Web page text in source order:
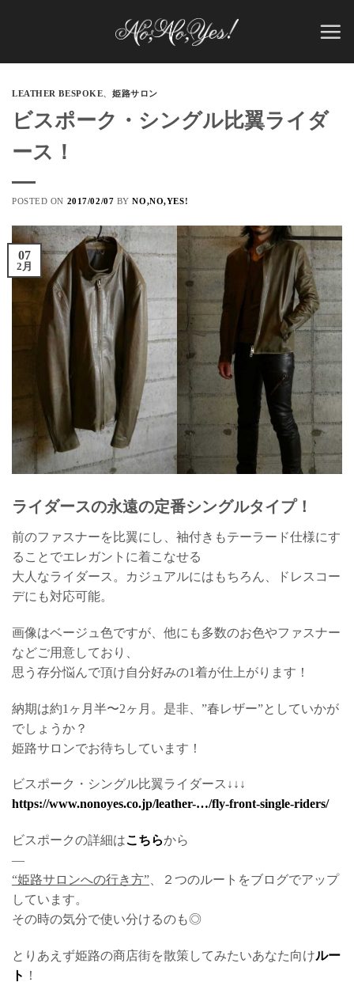
LEATHER BESPOKE、 姫路サロン
ビスポーク・シングル比翼ライダ
ース！
POSTED ON 2017/02/07 BYNO,NO,YES!
07
2月
ライダースの永遠の定番シングルタイプ！
前のファスナーを比翼にし、袖付きもテーラード仕様にす
ることでエレガントに着こなせる
大人なライダース。カジュアルにはもちろん、ドレスコー
デにも対応可能。
画像はベージュ色ですが、他にも多数のお色やファスナー
などご用意しており、
思う存分悩んで頂け自分好みの1着が仕上がります！
納期は約1ヶ月半〜2ヶ月。是非、”春レザー”としていかが
でしょうか？
姫路サロンでお待ちしています！
ビスポーク・シングル比翼ライダース↓↓↓
https://www.nonoyes.co.jp/leather-…/fly-front-single-riders/
ビスポークの詳細はこちらから
—
“姫路サロンへの行き方” 、２つのルートをブログでアップ
しています。
その時の気分で使い分けるのも◎
とりあえず姫路の商店街を散策してみたいあなた向けルー
ト ！